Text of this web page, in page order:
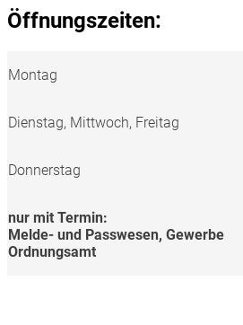
Öffnungszeiten:
Montag
Dienstag, Mittwoch, Freitag
Donnerstag
nur mit Termin:
Melde- und Passwesen, Gewerbe
Ordnungsamt